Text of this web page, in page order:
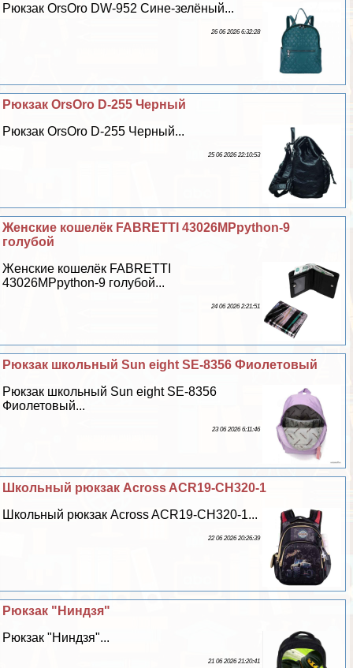
Рюкзак OrsOro DW-952 Сине-зелёный...
26 06 2026 6:32:28
Рюкзак OrsOro D-255 Черный
Рюкзак OrsOro D-255 Черный...
25 06 2026 22:10:53
Женские кошелёк FABRETTI 43026MPpython-9
гoлyбой
Женские кошелёк FABRETTI
43026MPpython-9 гoлyбой...
24 06 2026 2:21:51
Рюкзак школьный Sun eight SE-8356 Фиолетовый
Рюкзак школьный Sun eight SE-8356
Фиолетовый...
23 06 2026 6:11:46
Школьный рюкзак Across ACR19-CH320-1
Школьный рюкзак Across ACR19-CH320-1...
22 06 2026 20:26:39
Рюкзак "Ниндзя"
Рюкзак "Ниндзя"...
21 06 2026 21:20:41